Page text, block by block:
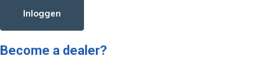
Inloggen
Become a dealer?